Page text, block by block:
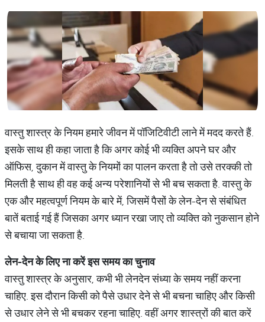
वास्तु शास्त्र के नियम हमारे जीवन में पॉजिटिवीटी लाने में मदद करते हैं.
इसके साथ ही कहा जाता है कि अगर कोई भी व्यक्ति अपने घर और
ऑफिस, दुकान में वास्तु के नियमों का पालन करता है तो उसे तरक्की तो
मिलती है साथ ही वह कई अन्य परेशानियों से भी बच सकता है. वास्तु के
एक और महत्वपूर्ण नियम के बारे में, जिसमें पैसों के लेन-देन से संबंधित
बातें बताई गई हैं जिसका अगर ध्यान रखा जाए तो व्यक्ति को नुकसान होने
से बचाया जा सकता है.
लेन-देनकेलिएनाकरेंइससमयकाचुनाव
वास्तु शास्त्र के अनुसार, कभी भी लेनदेन संध्या के समय नहीं करना
चाहिए. इस दौरान किसी को पैसे उधार देने से भी बचना चाहिए और किसी
से उधार लेने से भी बचकर रहना चाहिए. वहीं अगर शास्त्रों की बात करें